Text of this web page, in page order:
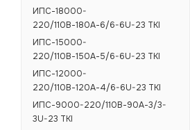
ИПС-18000-
220/110В-180А-6/6-6U-23 TKI
ИПС-15000-
220/110В-150А-5/6-6U-23 TKI
ИПС-12000-
220/110В-120А-4/6-6U-23 TKI
ИПС-9000-220/110В-90А-3/3-
3U-23 TKI